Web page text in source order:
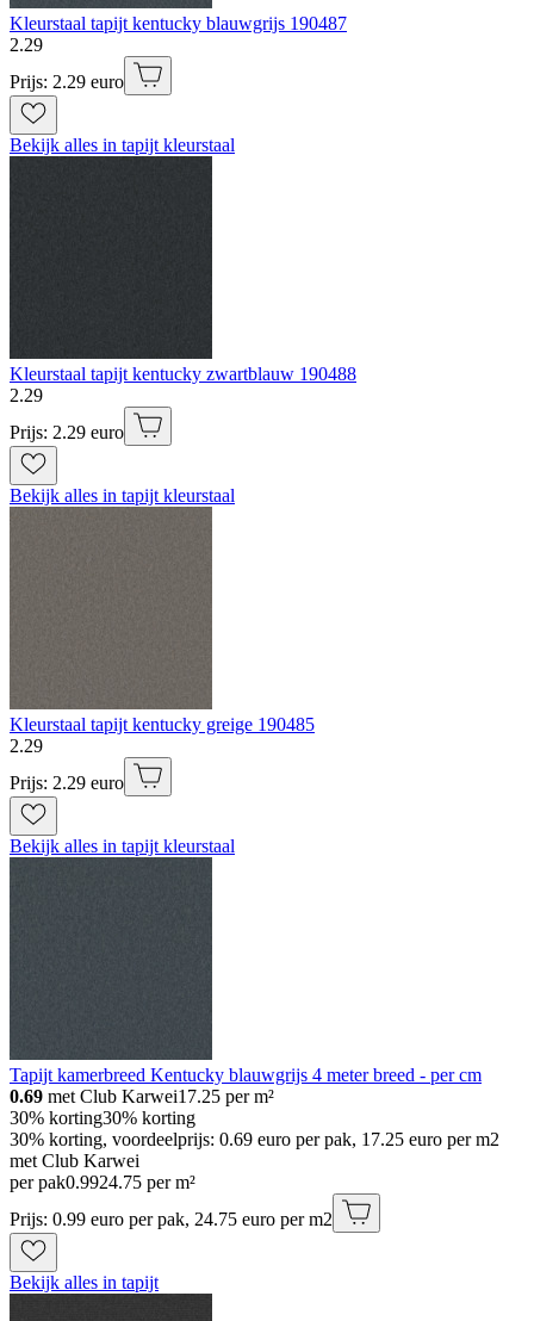
Kleurstaal tapijt kentucky blauwgrijs 190487
2.29
Prijs: 2.29 euro
Bekijk alles in tapijt kleurstaal
Kleurstaal tapijt kentucky zwartblauw 190488
2.29
Prijs: 2.29 euro
Bekijk alles in tapijt kleurstaal
Kleurstaal tapijt kentucky greige 190485
2.29
Prijs: 2.29 euro
Bekijk alles in tapijt kleurstaal
Tapijt kamerbreed Kentucky blauwgrijs 4 meter breed - per cm
0.69 met Club Karwei17.25 per m²
30% korting30% korting
30% korting, voordeelprijs: 0.69 euro per pak, 17.25 euro per m2
met Club Karwei
per pak0.9924.75 per m²
Prijs: 0.99 euro per pak, 24.75 euro per m2
Bekijk alles in tapijt